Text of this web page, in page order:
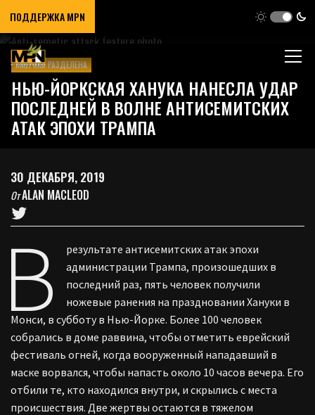
ПОДДЕРЖКА MPN
АМЕРИКА РАЗДЕЛЕНА
НЬЮ-ЙОРКСКАЯ ХАНУКА НАНЕСЛА УДАР
ПОСЛЕДНЕЙ В ВОЛНЕ АНТИСЕМИТСКИХ
АТАК ЭПОХИ ТРАМПА
30 ДЕКАБРЯ, 2019
ОтALAN MACLEOD
В
результате антисемитских атак эпохи
администрации Трампа, произошедших в
последний раз, пять человек получили
ножевые ранения на праздновании Хануки в
Монси, в субботу в Нью-Йорке. Более 100 человек
собрались в доме раввина, чтобы отметить еврейский
фестиваль огней, когда вооруженный нападавший в
маске ворвался, чтобы напасть около 10 часов вечера. Его
отбили те, кто находился внутри, и скрылись с места
происшествия. Две жертвы остаются в тяжелом